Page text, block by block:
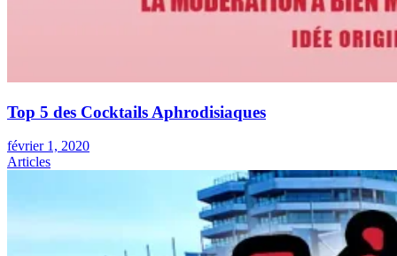
Top 5 des Cocktails Aphrodisiaques
février 1, 2020
Articles